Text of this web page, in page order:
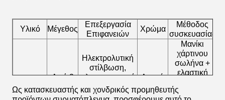
Υλικό Μέγεθος
Επεξεργασία
Επιφανειών
Χρώμα
Μέθοδος
συσκευασίας
304,
316.316L
Από 2
mesh
έως 500
Ηλεκτρολυτική
στίλβωση,
ηλεκτροστατική
βαφή πούδρας,
PVC,
Ασημί,
μαύρο,
γκρι,
Μανίκι
χάρτινου
σωλήνα +
ελαστική
Ως κατασκευαστής και χονδρικός προμηθευτής